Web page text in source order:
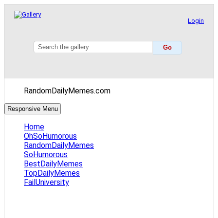
Login
RandomDailyMemes.com
Responsive Menu
Home
OhSoHumorous
RandomDailyMemes
SoHumorous
BestDailyMemes
TopDailyMemes
FailUniversity